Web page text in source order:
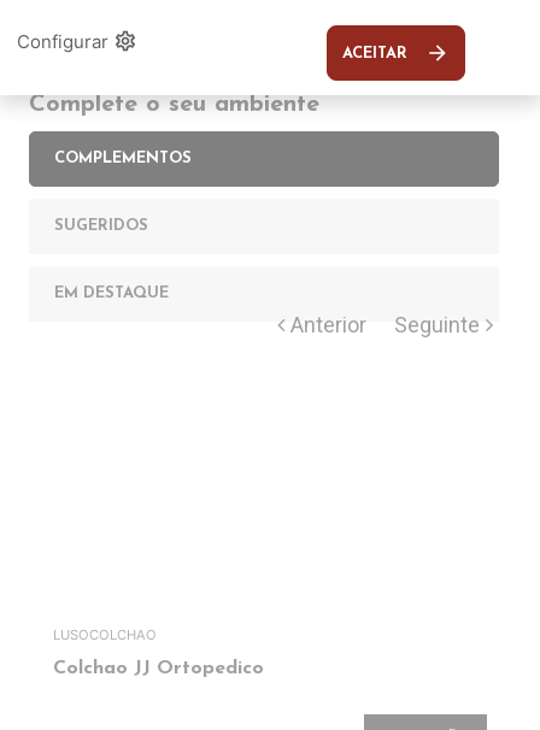
Complete o seu ambiente
COMPLEMENTOS
SUGERIDOS
EM DESTAQUE
LUSOCOLCHAO
Colchao JJ Ortopedico
Configurar settings ACEITAR arrow_forward